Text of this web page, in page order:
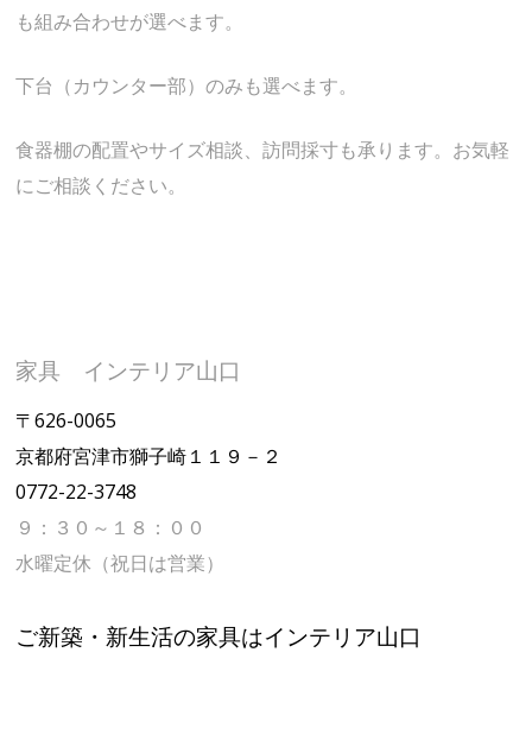
も組み合わせが選べます。
下台（カウンター部）のみも選べます。
食器棚の配置やサイズ相談、訪問採寸も承ります。お気軽
にご相談ください。
家具 インテリア山口
〒626-0065
京都府宮津市獅子崎１１９－２
0772-22-3748
９：３０～１８：００
水曜定休（祝日は営業）
ご新築・新生活の家具はインテリア山口